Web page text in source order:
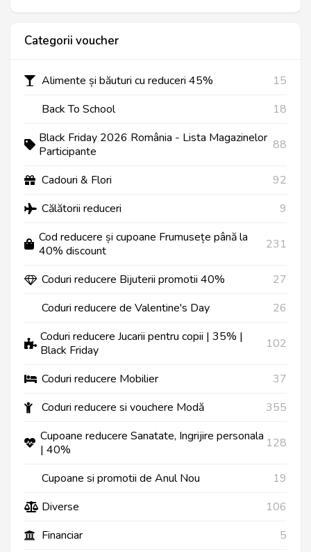
Categorii voucher
Alimente și băuturi cu reduceri 45%
15
Back To School
18
Black Friday 2026 România - Lista Magazinelor
Participante
88
Cadouri & Flori
92
Călătorii reduceri
9
Cod reducere și cupoane Frumusețe până la
40% discount
231
Coduri reducere Bijuterii promotii 40%
27
Coduri reducere de Valentine's Day
26
Coduri reducere Jucarii pentru copii | 35% |
Black Friday
102
Coduri reducere Mobilier
37
Coduri reducere si vouchere Modă
355
Cupoane reducere Sanatate, Ingrijire personala
| 40%
128
Cupoane si promotii de Anul Nou
19
Diverse
106
Financiar
5